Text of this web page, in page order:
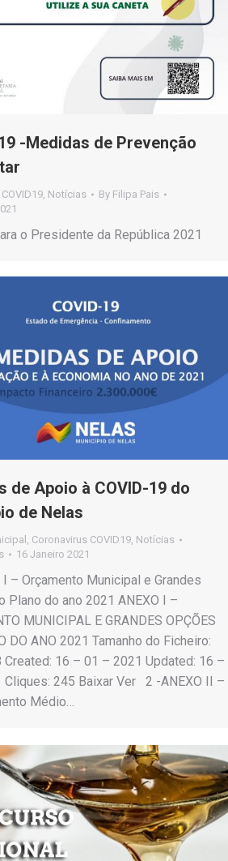
-Medidas de Prevenção
Notícias By Filipa Pais
o Presidente da República 2021
de Apoio à COVID-19 do
de Nelas
, Coronavirus COVID19, Notícias
16 Janeiro 2021
I – Orçamento Municipal e Grandes
Plano do ano 2021 ANEXO I –
MUNICIPAL E GRANDES OPÇÕES
DO ANO 2021 Tamanho do Ficheiro:
Created: 16 – 01 – 2021 Updated: 16 –
Cliques: 245 Baixar Ver 2 -ANEXO II –
Médio…